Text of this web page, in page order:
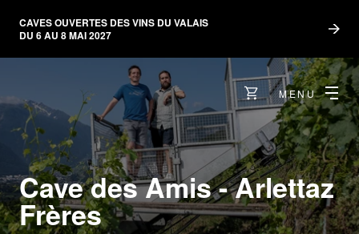
CAVES OUVERTES DES VINS DU VALAIS
DU 6 AU 8 MAI 2027
MENU
Cave des Amis - Arlettaz
Frères